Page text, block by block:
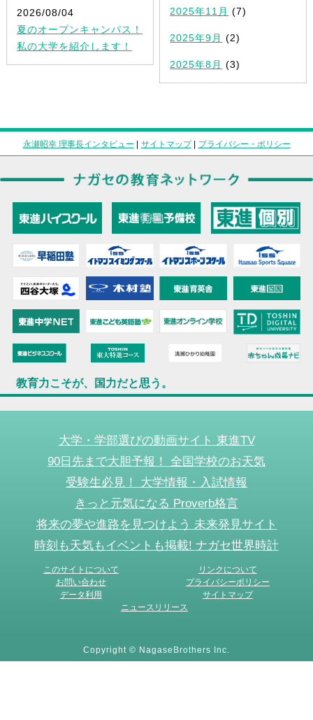
2026/08/04
夏のオープンキャンパス！
私の大学を紹介します！
2025年11月 (7)
2025年9月 (2)
2025年8月 (3)
永瀬昭幸 理事長インタビュー | サイトマップ| プライバシー・ポリシー
教育力こそが、国力だと思う。
大学・学部選びの動画サイト 東進TV
90日先まで大胆予報！ 全国学校のお天気
受験生必見！ 大学情報・入試情報
きっと元気になる Proverb格言
将来の夢や進路を見つけよう 未来発見サイト
時刻も天気もイベントも掲載! ナガセ世界時計
このサイトについて
リンクについて
お問い合わせ
プライバシーポリシー
データ利用
サイトマップ
ニュースリリース
Copyright © NagaseBrothers Inc.